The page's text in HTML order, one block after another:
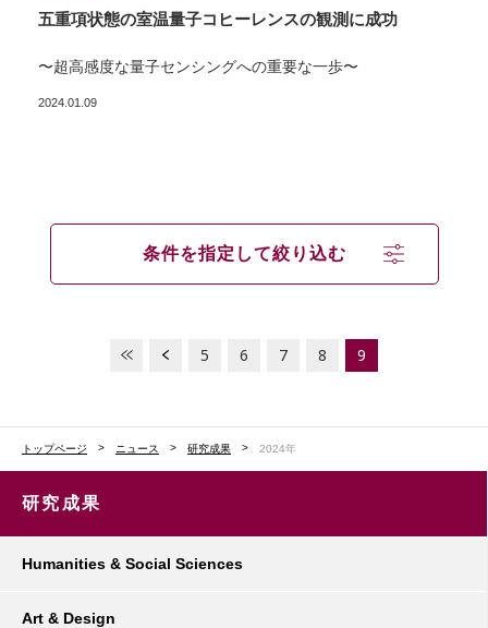
五重項状態の室温量⼦コヒーレンスの観測に成功
〜超⾼感度な量⼦センシングへの重要な⼀歩〜
2024.01.09
条件を指定して絞り込む
5 6 7 8 9
トップページ ニュース 研究成果 2024年
研究成果
Humanities & Social Sciences
Art & Design